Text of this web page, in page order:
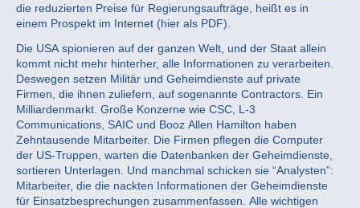
die reduzierten Preise für Regierungsaufträge, heißt es in
einem Prospekt im Internet (hier als PDF).
Die USA spionieren auf der ganzen Welt, und der Staat allein
kommt nicht mehr hinterher, alle Informationen zu verarbeiten.
Deswegen setzen Militär und Geheimdienste auf private
Firmen, die ihnen zuliefern, auf sogenannte Contractors. Ein
Milliardenmarkt. Große Konzerne wie CSC, L-3
Communications, SAIC und Booz Allen Hamilton haben
Zehntausende Mitarbeiter. Die Firmen pflegen die Computer
der US-Truppen, warten die Datenbanken der Geheimdienste,
sortieren Unterlagen. Und manchmal schicken sie “Analysten”:
Mitarbeiter, die die nackten Informationen der Geheimdienste
für Einsatzbesprechungen zusammenfassen. Alle wichtigen